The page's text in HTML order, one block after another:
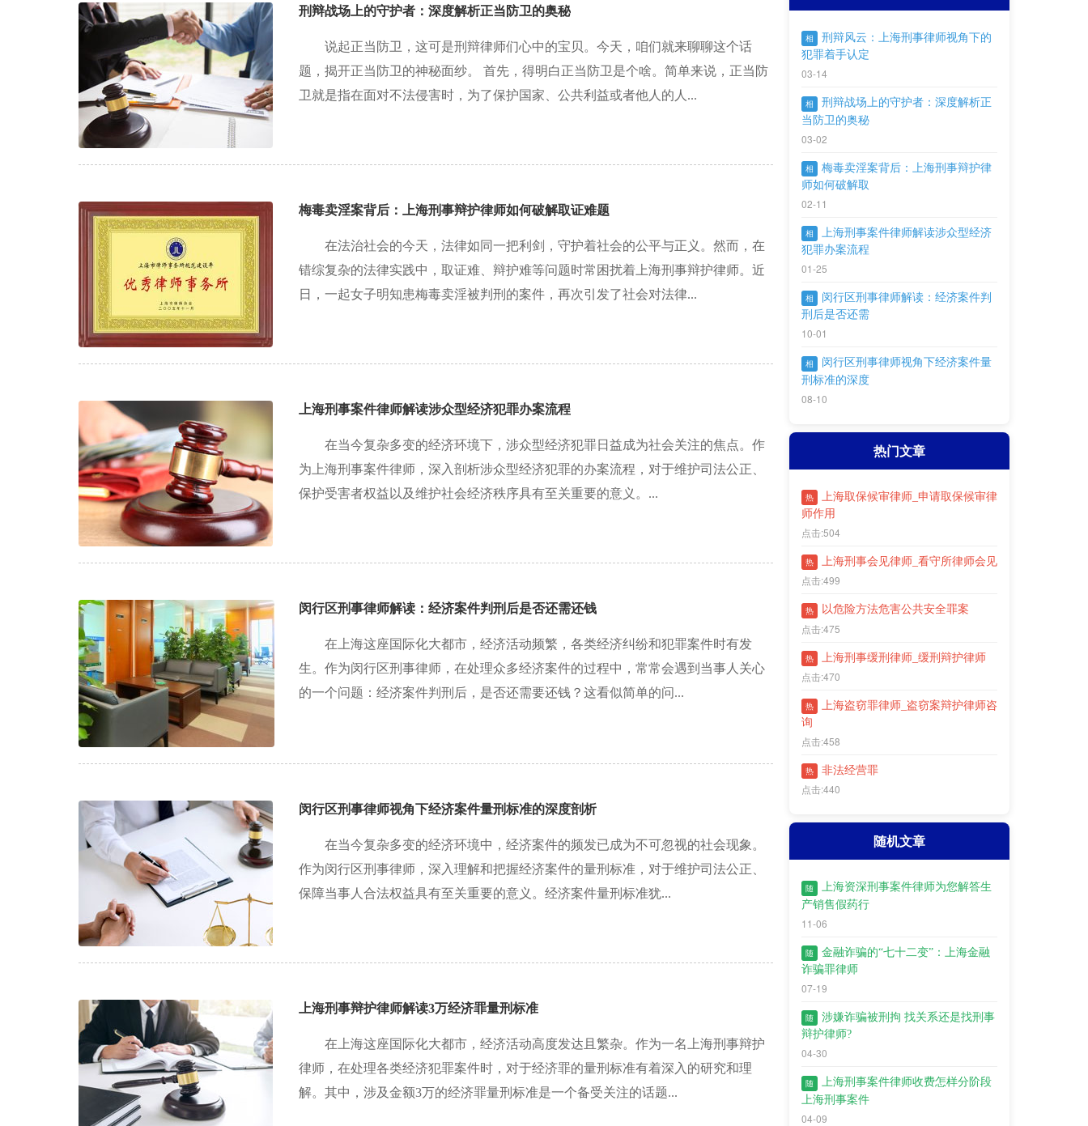
刑辩战场上的守护者：深度解析正当防卫的奥秘
说起正当防卫，这可是刑辩律师们心中的宝贝。今天，咱们就来聊聊这个话
题，揭开正当防卫的神秘面纱。 首先，得明白正当防卫是个啥。简单来说，正当防
卫就是指在面对不法侵害时，为了保护国家、公共利益或者他人的人...
梅毒卖淫案背后：上海刑事辩护律师如何破解取证难题
在法治社会的今天，法律如同一把利剑，守护着社会的公平与正义。然而，在
错综复杂的法律实践中，取证难、辩护难等问题时常困扰着上海刑事辩护律师。近
日，一起女子明知患梅毒卖淫被判刑的案件，再次引发了社会对法律...
上海刑事案件律师解读涉众型经济犯罪办案流程
在当今复杂多变的经济环境下，涉众型经济犯罪日益成为社会关注的焦点。作
为上海刑事案件律师，深入剖析涉众型经济犯罪的办案流程，对于维护司法公正、
保护受害者权益以及维护社会经济秩序具有至关重要的意义。...
闵行区刑事律师解读：经济案件判刑后是否还需还钱
在上海这座国际化大都市，经济活动频繁，各类经济纠纷和犯罪案件时有发
生。作为闵行区刑事律师，在处理众多经济案件的过程中，常常会遇到当事人关心
的一个问题：经济案件判刑后，是否还需要还钱？这看似简单的问...
闵行区刑事律师视角下经济案件量刑标准的深度剖析
在当今复杂多变的经济环境中，经济案件的频发已成为不可忽视的社会现象。
作为闵行区刑事律师，深入理解和把握经济案件的量刑标准，对于维护司法公正、
保障当事人合法权益具有至关重要的意义。经济案件量刑标准犹...
上海刑事辩护律师解读3万经济罪量刑标准
在上海这座国际化大都市，经济活动高度发达且繁杂。作为一名上海刑事辩护
律师，在处理各类经济犯罪案件时，对于经济罪的量刑标准有着深入的研究和理
解。其中，涉及金额3万的经济罪量刑标准是一个备受关注的话题...
相
刑辩风云：上海刑事律师视角下的
犯罪着手认定
03-14
相
刑辩战场上的守护者：深度解析正
当防卫的奥秘
03-02
相
梅毒卖淫案背后：上海刑事辩护律
师如何破解取
02-11
相
上海刑事案件律师解读涉众型经济
犯罪办案流程
01-25
相
闵行区刑事律师解读：经济案件判
刑后是否还需
10-01
相
闵行区刑事律师视角下经济案件量
刑标准的深度
08-10
热门文章
热
上海取保候审律师_申请取保候审律
师作用
点击:504
热 上海刑事会见律师_看守所律师会见
点击:499
热 以危险方法危害公共安全罪案
点击:475
热 上海刑事缓刑律师_缓刑辩护律师
点击:470
热
上海盗窃罪律师_盗窃案辩护律师咨
询
点击:458
热 非法经营罪
点击:440
随机文章
随
上海资深刑事案件律师为您解答生
产销售假药行
11-06
随
金融诈骗的“七十二变”：上海金融
诈骗罪律师
07-19
随
涉嫌诈骗被刑拘 找关系还是找刑事
辩护律师?
04-30
随
上海刑事案件律师收费怎样分阶段
上海刑事案件
04-09